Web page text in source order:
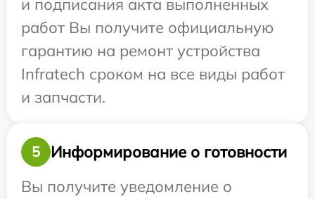
и подписания акта выполненных
работ Вы получите официальную
гарантию на ремонт устройства
Infratech сроком на все виды работ
и запчасти.
5
Информирование о готовности
Вы получите уведомление о